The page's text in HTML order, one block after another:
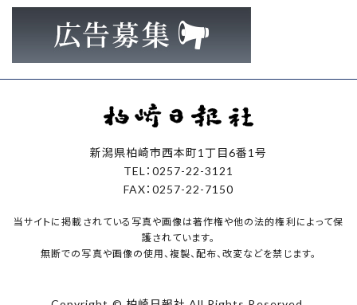
ブ
新潟県柏崎市西本町1丁目6番1号
TEL：0257-22-3121
FAX：0257-22-7150
当サイトに掲載されている写真や画像は著作権や他の法的権利によって保
護されています。
無断での写真や画像の使用、複製、配布、改変などを禁じます。